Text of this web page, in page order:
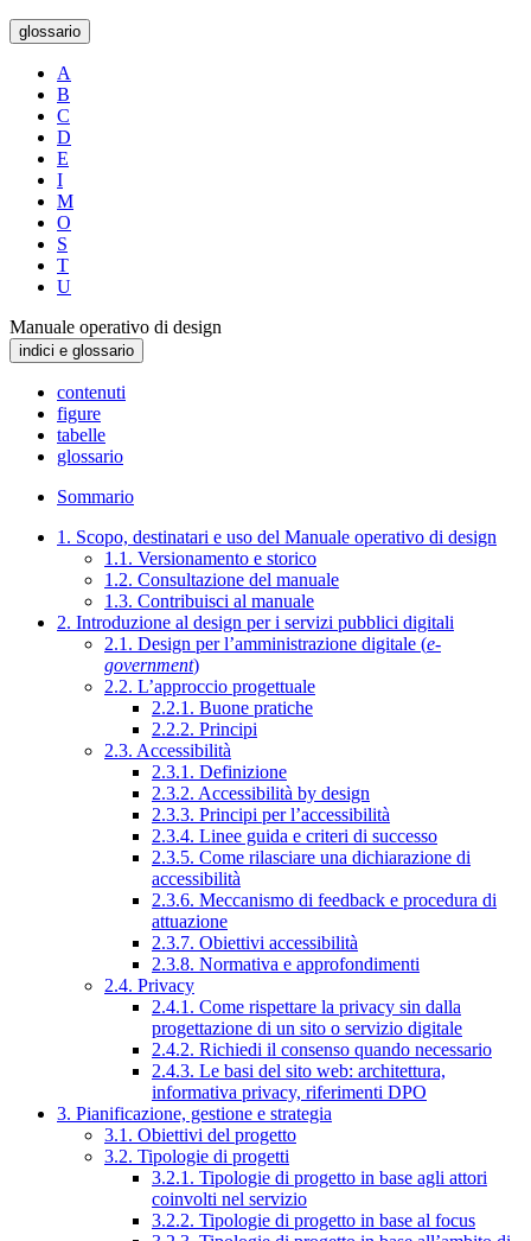
glossario
A
B
C
D
E
I
M
O
S
T
U
Manuale operativo di design
indici e glossario
contenuti
figure
tabelle
glossario
Sommario
1. Scopo, destinatari e uso del Manuale operativo di design
1.1. Versionamento e storico
1.2. Consultazione del manuale
1.3. Contribuisci al manuale
2. Introduzione al design per i servizi pubblici digitali
2.1. Design per l’amministrazione digitale (e-
government)
2.2. L’approccio progettuale
2.2.1. Buone pratiche
2.2.2. Principi
2.3. Accessibilità
2.3.1. Definizione
2.3.2. Accessibilità by design
2.3.3. Principi per l’accessibilità
2.3.4. Linee guida e criteri di successo
2.3.5. Come rilasciare una dichiarazione di
accessibilità
2.3.6. Meccanismo di feedback e procedura di
attuazione
2.3.7. Obiettivi accessibilità
2.3.8. Normativa e approfondimenti
2.4. Privacy
2.4.1. Come rispettare la privacy sin dalla
progettazione di un sito o servizio digitale
2.4.2. Richiedi il consenso quando necessario
2.4.3. Le basi del sito web: architettura,
informativa privacy, riferimenti DPO
3. Pianificazione, gestione e strategia
3.1. Obiettivi del progetto
3.2. Tipologie di progetti
3.2.1. Tipologie di progetto in base agli attori
coinvolti nel servizio
3.2.2. Tipologie di progetto in base al focus